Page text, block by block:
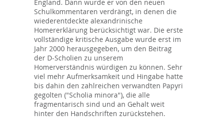
England. Dann wurde er von den neuen
Schulkommentaren verdrängt, in denen die
wiederentdeckte alexandrinische
Homererklärung berücksichtigt war. Die erste
vollständige kritische Ausgabe wurde erst im
Jahr 2000 herausgegeben, um den Beitrag
der D-Scholien zu unserem
Homerverständnis würdigen zu können. Sehr
viel mehr Aufmerksamkeit und Hingabe hatte
bis dahin den zahlreichen verwandten Papyri
gegolten ("Scholia minora"), die alle
fragmentarisch sind und an Gehalt weit
hinter den Handschriften zurückstehen.